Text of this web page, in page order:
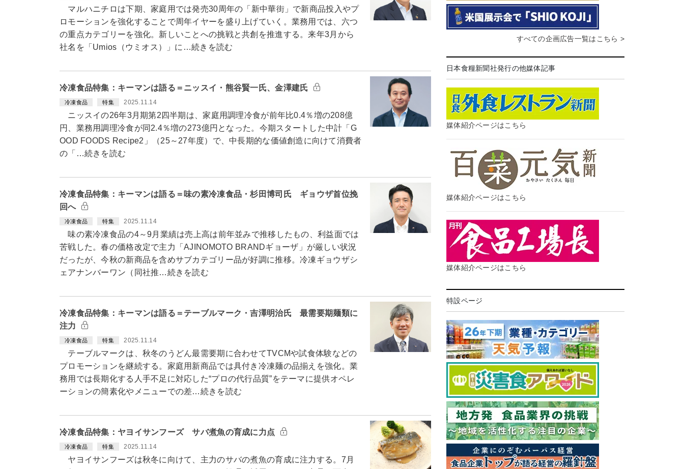
マルハニチロは下期、家庭用では発売30周年の「新中華街」で新商品投入やプ
ロモーションを強化することで周年イヤーを盛り上げていく。業務用では、六つ
の重点カテゴリーを強化。新しいことへの挑戦と共創を推進する。来年3月から
社名を「Umios（ウミオス）」に…続きを読む
冷凍食品特集：キーマンは語る＝ニッスイ・熊谷賢一氏、金澤建氏
冷凍食品 特集 2025.11.14
ニッスイの26年3月期第2四半期は、家庭用調理冷食が前年比0.4％増の208億
円、業務用調理冷食が同2.4％増の273億円となった。今期スタートした中計「G
OOD FOODS Recipe2」（25～27年度）で、中長期的な価値創造に向けて消費者
の「…続きを読む
冷凍食品特集：キーマンは語る＝味の素冷凍食品・杉田博司氏 ギョウザ首位挽
回へ
冷凍食品 特集 2025.11.14
味の素冷凍食品の4～9月業績は売上高は前年並みで推移したもの、利益面では
苦戦した。春の価格改定で主力「AJINOMOTO BRANDギョーザ」が厳しい状況
だったが、今秋の新商品を含めサブカテゴリー品が好調に推移。冷凍ギョウザシ
ェアナンバーワン（同社推…続きを読む
冷凍食品特集：キーマンは語る＝テーブルマーク・吉澤明治氏 最需要期麺類に
注力
冷凍食品 特集 2025.11.14
テーブルマークは、秋冬のうどん最需要期に合わせてTVCMや試食体験などの
プロモーションを継続する。家庭用新商品では具付き冷凍麺の品揃えを強化。業
務用では長期化する人手不足に対応した“プロの代行品質”をテーマに提供オペレ
ーションの簡素化やメニューでの差…続きを読む
冷凍食品特集：ヤヨイサンフーズ サバ煮魚の育成に力点
冷凍食品 特集 2025.11.14
ヤヨイサンフーズは秋冬に向けて、主力のサバの煮魚の育成に注力する。7月
すべての企画広告一覧はこちら >
日本食糧新聞社発行の他媒体記事
媒体紹介ページはこちら
媒体紹介ページはこちら
媒体紹介ページはこちら
特設ページ